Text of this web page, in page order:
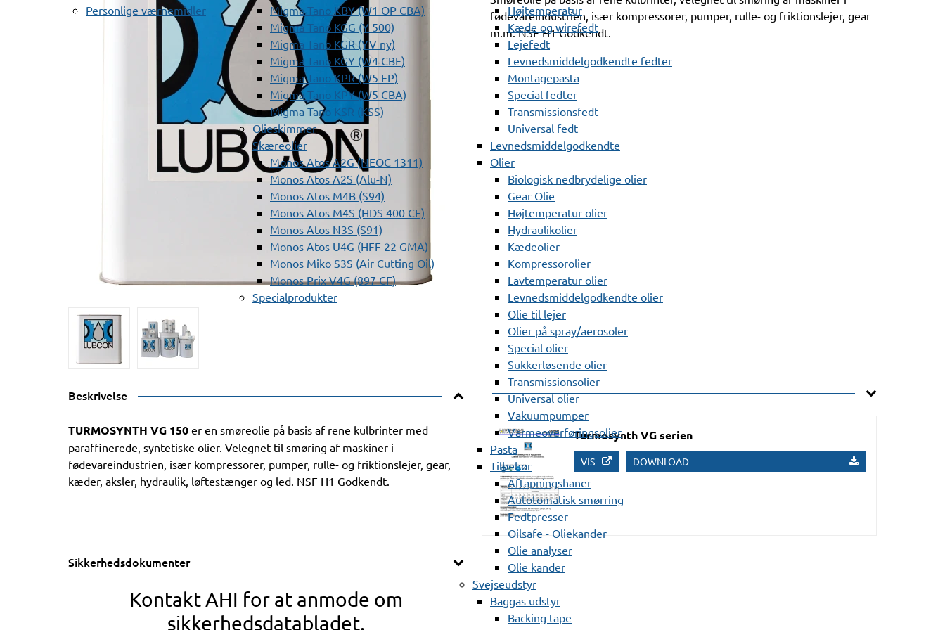
Personlige værnemidler
Migma Tano KBY (W1 OP CBA)
Migma Tano KGG (Y 500)
Migma Tano KGR (YV ny)
Migma Tano KGY (W4 CBF)
Migma Tano KPR (W5 EP)
Migma Tano KPY (W5 CBA)
Migma Tano KSR (KSS)
Olieskimmer
Skæreolier
Monos Atos A2G (NEOC 1311)
Monos Atos A2S (Alu-N)
Monos Atos M4B (S94)
Monos Atos M4S (HDS 400 CF)
Monos Atos N3S (S91)
Monos Atos U4G (HFF 22 GMA)
Monos Miko S3S (Air Cutting Oil)
Monos Prix V4G (897 CF)
Specialprodukter
Højtemperatur
Kæde og wirefedt
Lejefedt
Levnedsmiddelgodkendte fedter
Montagepasta
Special fedter
Transmissionsfedt
Universal fedt
Levnedsmiddelgodkendte
Olier
Biologisk nedbrydelige olier
Gear Olie
Højtemperatur olier
Hydraulikolier
Kædeolier
Kompressorolier
Lavtemperatur olier
Levnedsmiddelgodkendte olier
Olie til lejer
Olier på spray/aerosoler
Special olier
Sukkerløsende olier
Transmissionsolier
Universal olier
Vakuumpumper
Varmeoverføringsolier
Pasta
Tilbehør
Aftapningshaner
Autotomatisk smørring
Fedtpresser
Oilsafe - Oliekander
Olie analyser
Olie kander
Svejseudstyr
Baggas udstyr
Backing tape
fødevareindustrien, især kompressorer, pumper, rulle- og friktionslejer, gear
m.m. NSF H1 Godkendt.
Beskrivelse
TURMOSYNTH VG 150 er en smøreolie på basis af rene kulbrinter med
paraffinerede, syntetiske olier. Velegnet til smøring af maskiner i
fødevareindustrien, især kompressorer, pumper, rulle- og friktionslejer, gear,
kæder, aksler, hydraulik, løftestænger og led. NSF H1 Godkendt.
Turmosynth VG serien
VIS DOWNLOAD
Sikkerhedsdokumenter
Kontakt AHI for at anmode om
sikkerhedsdatabladet.